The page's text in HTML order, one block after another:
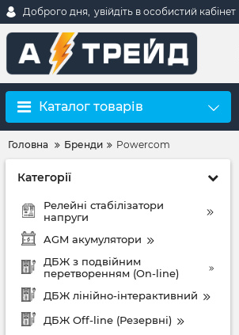
Доброго дня, увійдіть в особистий кабінет
Каталог товарів
Головна Бренди Powercom
Категорії
Релейні стабілізатори
напруги
AGM акумулятори
ДБЖ з подвійним
перетворенням (On-line)
ДБЖ лінійно-інтерактивний
ДБЖ Off-line (Резервні)